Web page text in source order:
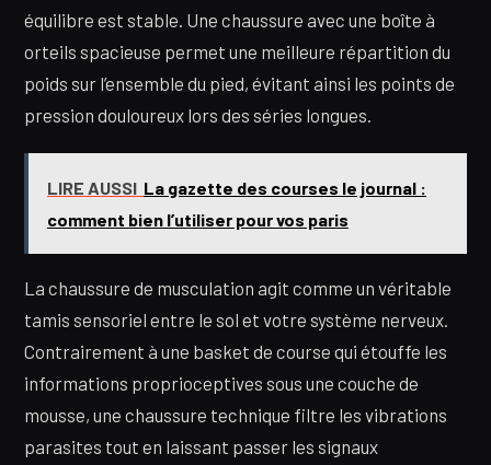
équilibre est stable. Une chaussure avec une boîte à
orteils spacieuse permet une meilleure répartition du
poids sur l’ensemble du pied, évitant ainsi les points de
pression douloureux lors des séries longues.
LIRE AUSSI La gazette des courses le journal :
comment bien l’utiliser pour vos paris
La chaussure de musculation agit comme un véritable
tamis sensoriel entre le sol et votre système nerveux.
Contrairement à une basket de course qui étouffe les
informations proprioceptives sous une couche de
mousse, une chaussure technique filtre les vibrations
parasites tout en laissant passer les signaux